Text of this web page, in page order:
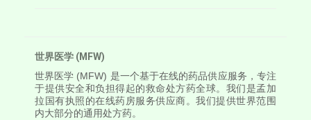
世界医学 (MFW)
世界医学 (MFW) 是一个基于在线的药品供应服务，专注
于提供安全和负担得起的救命处方药全球。我们是孟加
拉国有执照的在线药房服务供应商。我们提供世界范围
内大部分的通用处方药。